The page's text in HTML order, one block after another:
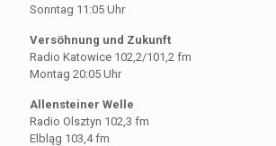
Sonntag 11:05 Uhr
Versöhnung und Zukunft
Radio Katowice 102,2/101,2 fm
Montag 20:05 Uhr
Allensteiner Welle
Radio Olsztyn 102,3 fm
Elbląg 103,4 fm